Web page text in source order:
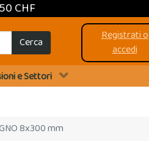
CHF
Cerca
Registrati o
accedi
e Settori
8x300 mm